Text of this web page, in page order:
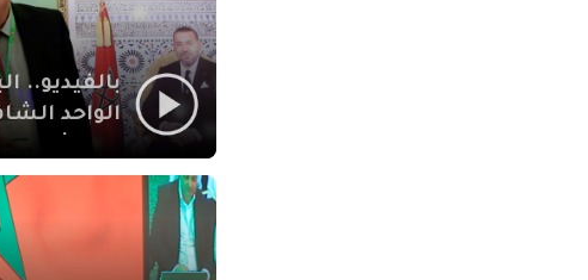
بالفيديو..
الواحد
النقل